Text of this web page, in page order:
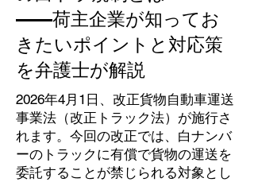
——荷主企業が知ってお
きたいポイントと対応策
を弁護士が解説
2026年4月1日、改正貨物自動車運送
事業法（改正トラック法）が施行さ
れます。今回の改正では、白ナンバ
ーのトラックに有償で貨物の運送を
委託することが禁じられる対象とし